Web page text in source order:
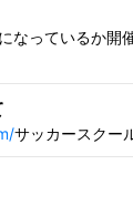
なっているか開
サッカースクー